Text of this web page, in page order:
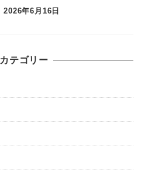
2026年6月16日
カテゴリー